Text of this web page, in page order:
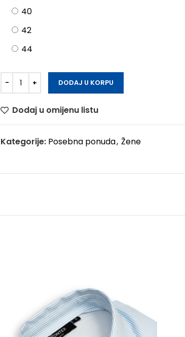
40
42
44
DODAJ U KORPU
Dodaj u omijenu listu
Kategorije: Posebna ponuda, Žene